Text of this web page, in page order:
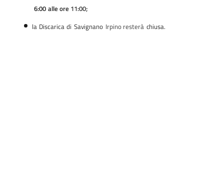
6:00 alle ore 11:00;
la Discarica di Savignano Irpino resterà chiusa.